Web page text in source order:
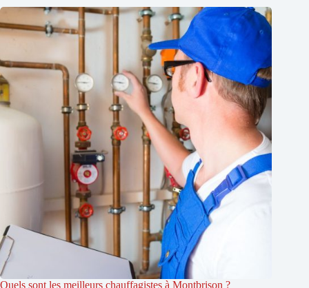
Quels sont les meilleurs chauffagistes à Montbrison ?